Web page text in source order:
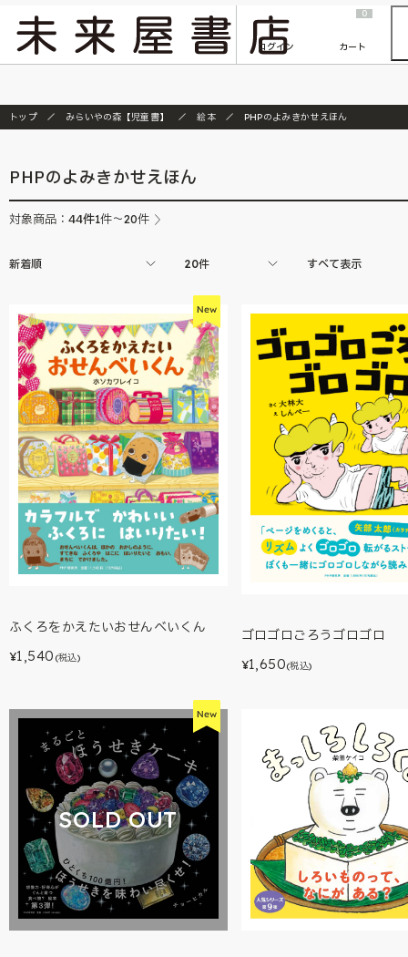
『ONE PIECE magazine 021 ONE PIECEカード付き同梱版』発売延期のご案内
ログイン
0
カート
トップ みらいやの森【児童書】 絵本 PHPのよみきかせえほん
PHPのよみきかせえほん
対象商品： 44件1件～20件
新着順 20件 すべて表示
ふくろをかえたいおせんべいくん
¥1,540 (税込)
ゴロゴロごろうゴロゴロ
¥1,650(税込)
SOLD OUT